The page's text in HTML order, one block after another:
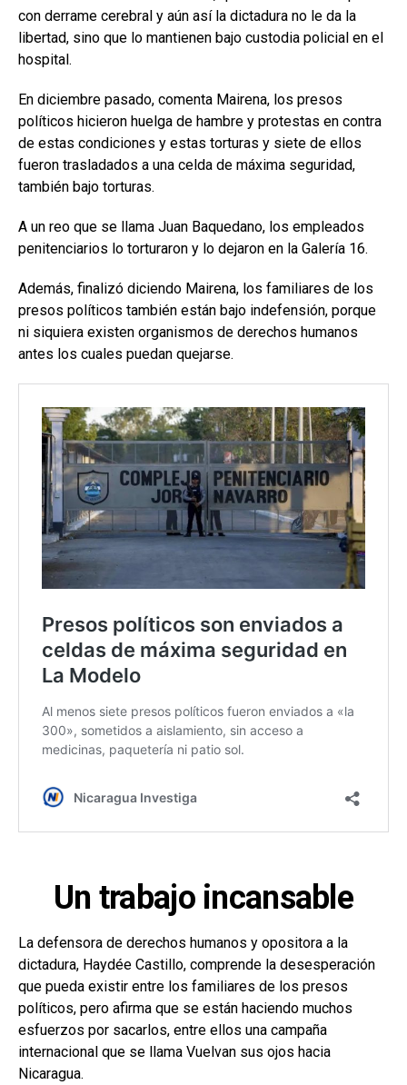
con derrame cerebral y aún así la dictadura no le da la
libertad, sino que lo mantienen bajo custodia policial en el
hospital.
En diciembre pasado, comenta Mairena, los presos
políticos hicieron huelga de hambre y protestas en contra
de estas condiciones y estas torturas y siete de ellos
fueron trasladados a una celda de máxima seguridad,
también bajo torturas.
A un reo que se llama Juan Baquedano, los empleados
penitenciarios lo torturaron y lo dejaron en la Galería 16.
Además, finalizó diciendo Mairena, los familiares de los
presos políticos también están bajo indefensión, porque
ni siquiera existen organismos de derechos humanos
antes los cuales puedan quejarse.
Un trabajo incansable
La defensora de derechos humanos y opositora a la
dictadura, Haydée Castillo, comprende la desesperación
que pueda existir entre los familiares de los presos
políticos, pero afirma que se están haciendo muchos
esfuerzos por sacarlos, entre ellos una campaña
internacional que se llama Vuelvan sus ojos hacia
Nicaragua.